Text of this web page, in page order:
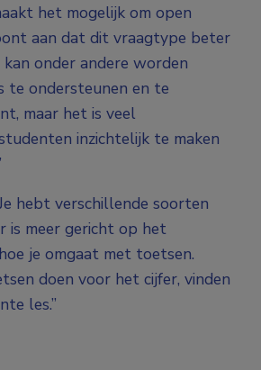
het mogelijk om open
aan dat dit vraagtype beter
onder andere worden
te ondersteunen en te
maar het is veel
inzichtelijk te maken
hebt verschillende soorten
is meer gericht op het
je omgaat met toetsen.
doen voor het cijfer, vinden
les.”